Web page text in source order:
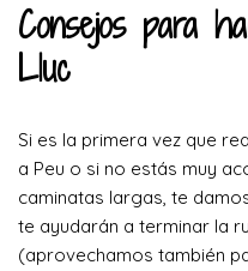
Consejos para
Lluc
Si es la primera vez que
a Peu o si no estás muy
caminatas largas, te
te ayudarán a terminar la
(aprovechamos también